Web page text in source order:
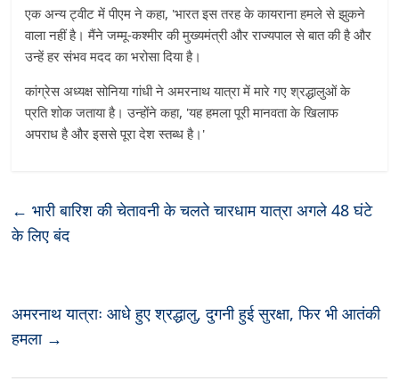
एक अन्य ट्वीट में पीएम ने कहा, 'भारत इस तरह के कायराना हमले से झुकने
वाला नहीं है। मैंने जम्मू-कश्मीर की मुख्यमंत्री और राज्यपाल से बात की है और
उन्हें हर संभव मदद का भरोसा दिया है।
कांग्रेस अध्यक्ष सोनिया गांधी ने अमरनाथ यात्रा में मारे गए श्रद्धालुओं के
प्रति शोक जताया है। उन्होंने कहा, 'यह हमला पूरी मानवता के खिलाफ
अपराध है और इससे पूरा देश स्तब्ध है।'
← भारी बारिश की चेतावनी के चलते चारधाम यात्रा अगले 48 घंटे
के लिए बंद
अमरनाथ यात्राः आधे हुए श्रद्धालु, दुगनी हुई सुरक्षा, फिर भी आतंकी
हमला →